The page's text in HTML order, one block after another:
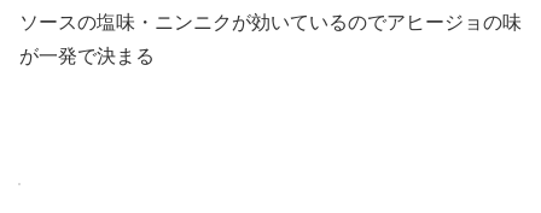
ソースの塩味・ニンニクが効いているのでアヒージョの味
が一発で決まる